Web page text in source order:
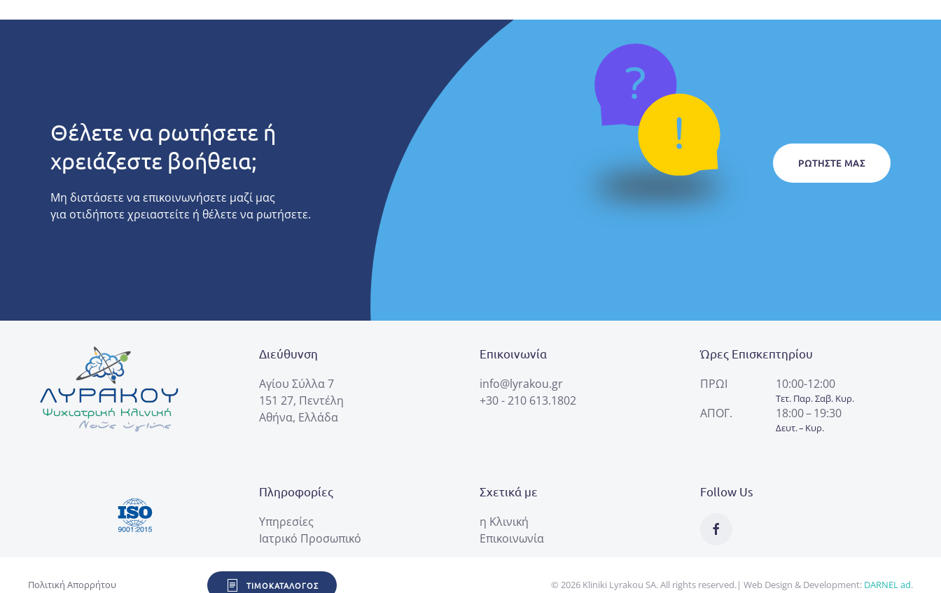
Θέλετε να ρωτήσετε ή
χρειάζεστε βοήθεια;
Μη διστάσετε να επικοινωνήσετε μαζί μας
για οτιδήποτε χρειαστείτε ή θέλετε να ρωτήσετε.
ΡΩΤΉΣΤΕ ΜΑΣ
Διεύθυνση
Αγίου Σύλλα 7
151 27, Πεντέλη
Αθήνα, Ελλάδα
Επικοινωνία
info@lyrakou.gr
+30 - 210 613.1802
Ώρες Επισκεπτηρίου
ΠΡΩΙ 10:00-12:00
Τετ. Παρ. Σαβ. Κυρ.
ΑΠΟΓ. 18:00 – 19:30
Δευτ. – Κυρ.
Πληροφορίες
Υπηρεσίες
Ιατρικό Προσωπικό
Σχετικά με
η Κλινική
Επικοινωνία
Follow Us
Πολιτική Απορρήτου ΤΙΜΟΚΑΤΆΛΟΓΟΣ © 2026Kliniki Lyrakou SA. All rights reserved.| Web Design & Development: DARNEL ad.